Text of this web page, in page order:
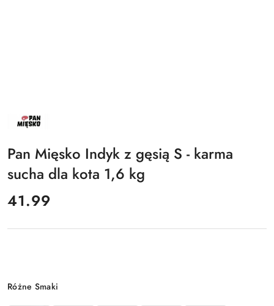
NAZWA
PRODUCENTA:
Pan Mięsko Indyk z gęsią S - karma
sucha dla kota 1,6 kg
cena:
41.99
Wariant
Różne Smaki